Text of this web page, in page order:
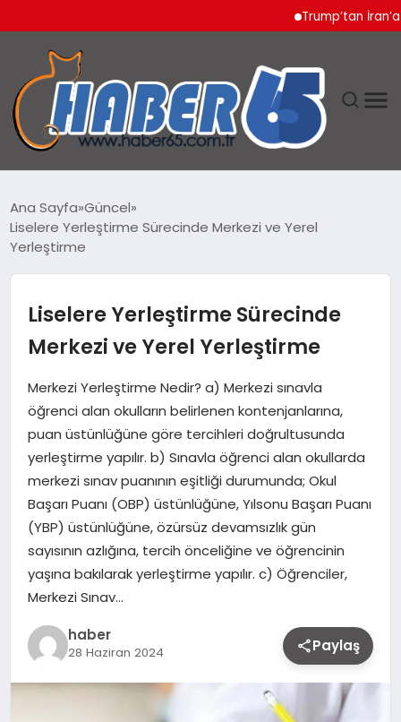
Trump’tan İran’a
YAŞAM
Ana Sayfa Güncel
Liselere Yerleştirme Sürecinde Merkezi ve Yerel
Yerleştirme
Liselere Yerleştirme Sürecinde
Merkezi ve Yerel Yerleştirme
Merkezi Yerleştirme Nedir? a) Merkezi sınavla
öğrenci alan okulların belirlenen kontenjanlarına,
puan üstünlüğüne göre tercihleri doğrultusunda
yerleştirme yapılır. b) Sınavla öğrenci alan okullarda
merkezi sınav puanının eşitliği durumunda; Okul
Başarı Puanı (OBP) üstünlüğüne, Yılsonu Başarı Puanı
(YBP) üstünlüğüne, özürsüz devamsızlık gün
sayısının azlığına, tercih önceliğine ve öğrencinin
yaşına bakılarak yerleştirme yapılır. c) Öğrenciler,
Merkezi Sınav…
haber
28 Haziran 2024 Paylaş